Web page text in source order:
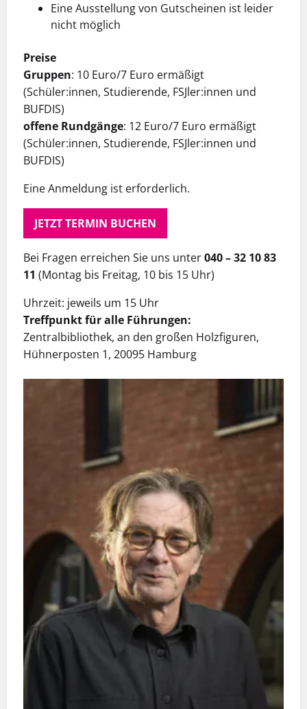
Eine Ausstellung von Gutscheinen ist leider
nicht möglich
Preise
Gruppen: 10 Euro/7 Euro ermäßigt
(Schüler:innen, Studierende, FSJler:innen und
BUFDIS)
offene Rundgänge: 12 Euro/7 Euro ermäßigt
(Schüler:innen, Studierende, FSJler:innen und
BUFDIS)
Eine Anmeldung ist erforderlich.
JETZT TERMIN BUCHEN
Bei Fragen erreichen Sie uns unter040 – 32 10 83
11 (Montag bis Freitag, 10 bis 15 Uhr)
Uhrzeit: jeweils um 15 Uhr
Treffpunkt für alle Führungen:
Zentralbibliothek, an den großen Holzfiguren,
Hühnerposten 1, 20095 Hamburg